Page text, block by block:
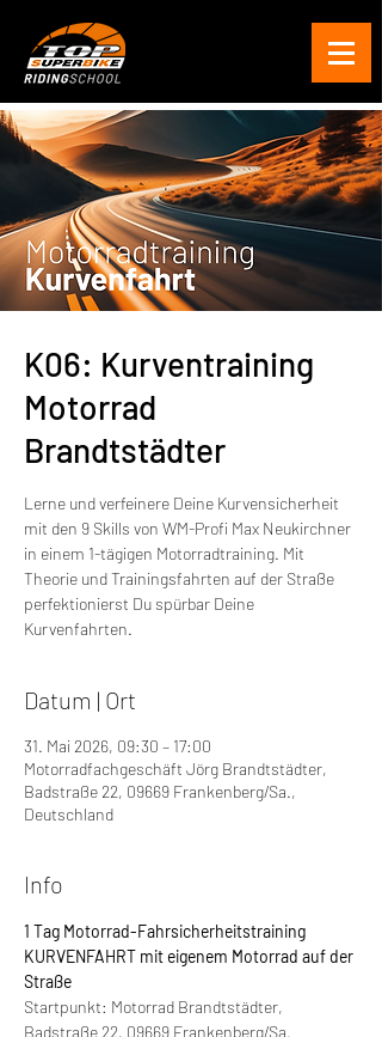
K06: Kurventraining
Motorrad
Brandtstädter
Lerne und verfeinere Deine Kurvensicherheit
mit den 9 Skills von WM-Profi Max Neukirchner
in einem 1-tägigen Motorradtraining. Mit
Theorie und Trainingsfahrten auf der Straße
perfektionierst Du spürbar Deine
Kurvenfahrten.
Datum | Ort
31. Mai 2026, 09:30 – 17:00
Motorradfachgeschäft Jörg Brandtstädter,
Badstraße 22, 09669 Frankenberg/Sa.,
Deutschland
Info
1 Tag Motorrad-Fahrsicherheitstraining
KURVENFAHRT mit eigenem Motorrad auf der
Straße
Startpunkt: Motorrad Brandtstädter,
Badstraße 22, 09669 Frankenberg/Sa.